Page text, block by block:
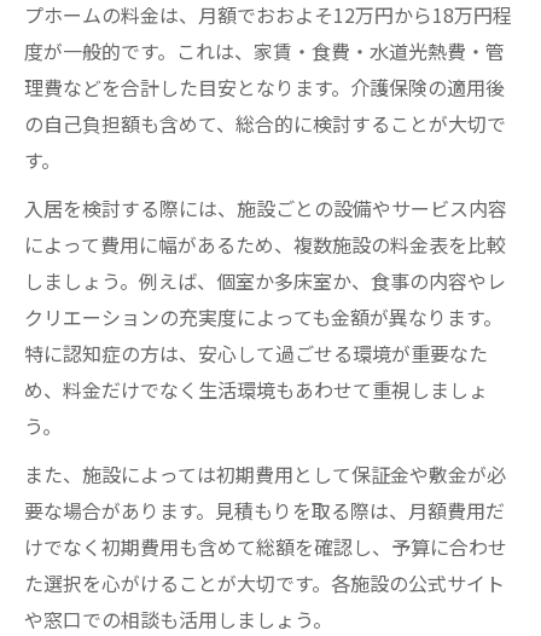
プホームの料金は、月額でおおよそ12万円から18万円程
度が一般的です。これは、家賃・食費・水道光熱費・管
理費などを合計した目安となります。介護保険の適用後
の自己負担額も含めて、総合的に検討することが大切で
す。
入居を検討する際には、施設ごとの設備やサービス内容
によって費用に幅があるため、複数施設の料金表を比較
しましょう。例えば、個室か多床室か、食事の内容やレ
クリエーションの充実度によっても金額が異なります。
特に認知症の方は、安心して過ごせる環境が重要なた
め、料金だけでなく生活環境もあわせて重視しましょ
う。
また、施設によっては初期費用として保証金や敷金が必
要な場合があります。見積もりを取る際は、月額費用だ
けでなく初期費用も含めて総額を確認し、予算に合わせ
た選択を心がけることが大切です。各施設の公式サイト
や窓口での相談も活用しましょう。